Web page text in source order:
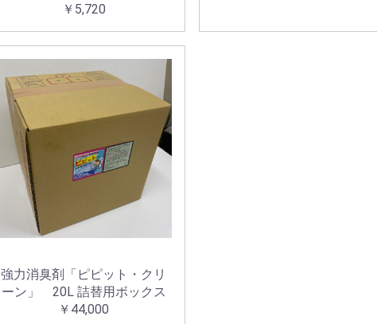
￥5,720
強力消臭剤「ピピット・クリ
ーン」 20L 詰替用ボックス
￥44,000